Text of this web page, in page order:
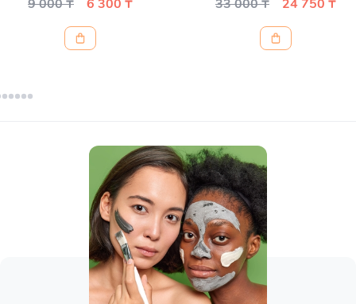
9 000 ₸ 6 300 ₸ 33 000 ₸ 24 750 ₸